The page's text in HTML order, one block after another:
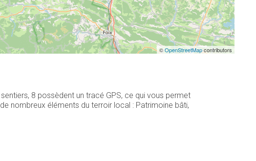
©OpenStreetMapcontributors
8 possèdent un tracé GPS, ce qui vous permet
nombreux éléments du terroir local : Patrimoine bâti,